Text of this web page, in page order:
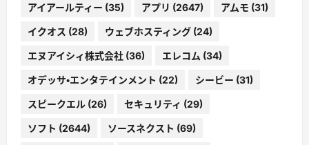
アイアールティー (35) アプリ (2647) アムモ (31)
イクオス (28) ウェブホスティング (24)
エヌアイシィ株式会社 (36) エレコム (34)
オデッサ・エンタテインメント (22) シービー (31)
スピークエル (26) セキュリティ (29)
ソフト (2644) ソースネクスト (69)